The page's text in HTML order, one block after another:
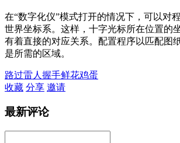
在“数字化仪”模式打开的情况下，可以对
世界坐标系。这样，十字光标所在位置的
有着直接的对应关系。配置程序以匹配图
是所需的区域。
路过雷人 握手鲜花鸡蛋
收藏 分享 邀请
最新评论